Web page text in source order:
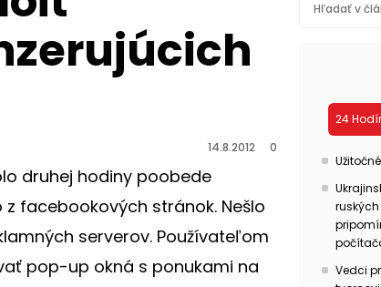
14.8.2012 0
druhej hodiny poobede
facebookových stránok. Nešlo
serverov. Používateľom
pop-up okná s ponukami na
24
Vedci